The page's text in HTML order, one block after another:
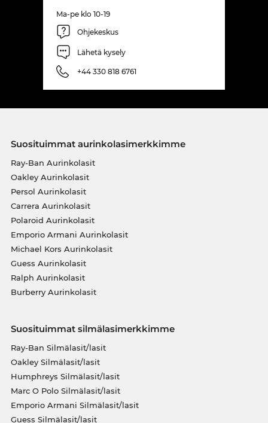
Ma-pe klo 10-19
Ohjekeskus
Lähetä kysely
+44 330 818 6761
Suosituimmat aurinkolasimerkkimme
Ray-Ban Aurinkolasit
Oakley Aurinkolasit
Persol Aurinkolasit
Carrera Aurinkolasit
Polaroid Aurinkolasit
Emporio Armani Aurinkolasit
Michael Kors Aurinkolasit
Guess Aurinkolasit
Ralph Aurinkolasit
Burberry Aurinkolasit
Suosituimmat silmälasimerkkimme
Ray-Ban Silmälasit/lasit
Oakley Silmälasit/lasit
Humphreys Silmälasit/lasit
Marc O Polo Silmälasit/lasit
Emporio Armani Silmälasit/lasit
Guess Silmälasit/lasit